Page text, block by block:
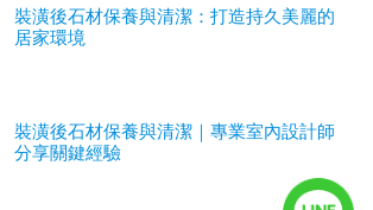
裝潢後石材保養與清潔：打造持久美麗的
居家環境
裝潢後石材保養與清潔｜專業室內設計師
分享關鍵經驗